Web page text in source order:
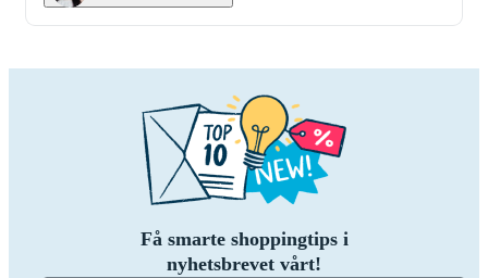
Få smarte shoppingtips i
nyhetsbrevet vårt!